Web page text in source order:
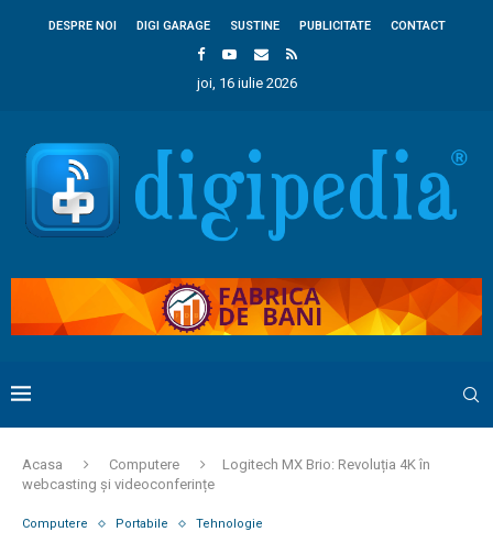
DESPRE NOI DIGI GARAGE SUSTINE PUBLICITATE CONTACT
joi, 16 iulie 2026
Acasa Computere
Logitech MX Brio: Revoluția 4K în
webcasting și videoconferințe
Computere Portabile Tehnologie